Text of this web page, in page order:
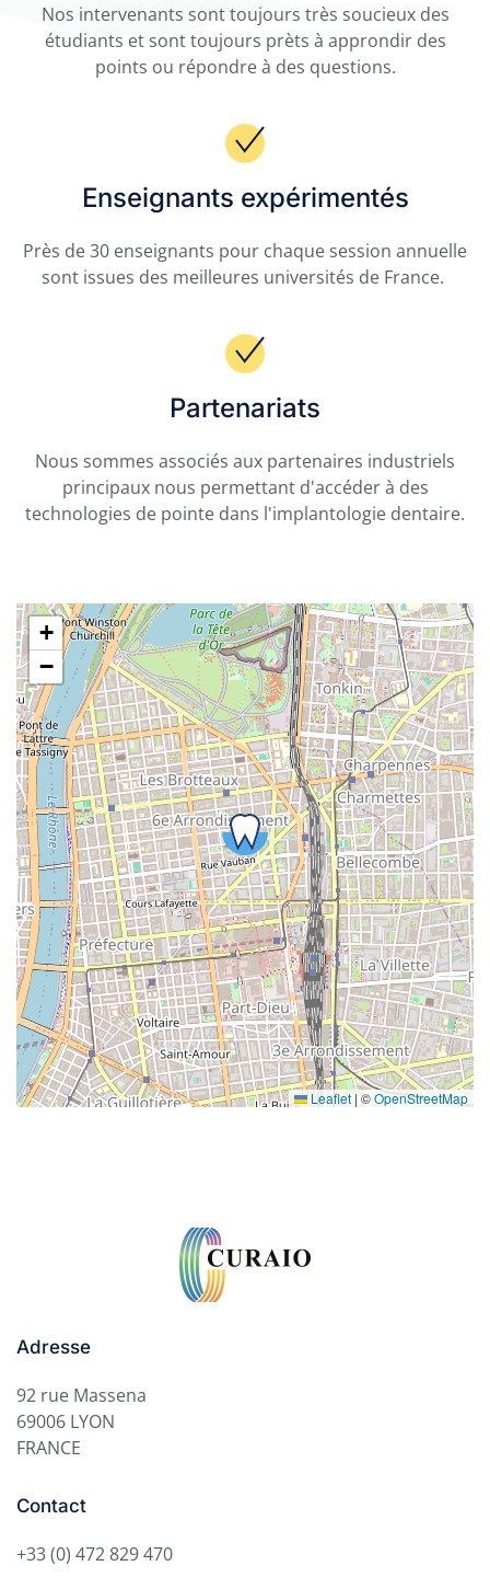
Nos intervenants sont toujours très soucieux des
étudiants et sont toujours prèts à approndir des
points ou répondre à des questions.
Enseignants expérimentés
Près de 30 enseignants pour chaque session annuelle
sont issues des meilleures universités de France.
Partenariats
Nous sommes associés aux partenaires industriels
principaux nous permettant d'accéder à des
technologies de pointe dans l'implantologie dentaire.
+
−
Leaflet | ©OpenStreetMap
Adresse
92 rue Massena
69006 LYON
FRANCE
Contact
+33 (0) 472 829 470